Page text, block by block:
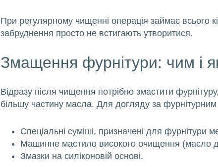
вікна двері ламінація
При регулярному чищенні операція займає всього
забруднення просто не встигають утворитися.
Змащення фурнітури: чим і
Відразу після чищення потрібно змастити
більшу частину масла. Для догляду за
Спеціальні суміші, призначені для фурнітури
Машинне мастило високого очищення (масло
Змазки на силіконовій основі.